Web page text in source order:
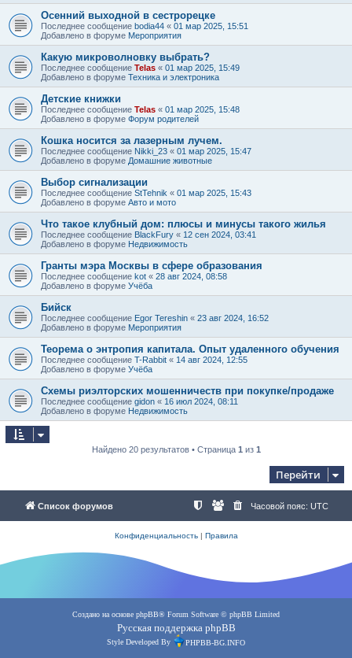
Осенний выходной в сестрорецке
Последнее сообщение bodia44 « 01 мар 2025, 15:51
Добавлено в форуме Мероприятия
Какую микроволновку выбрать?
Последнее сообщение Telas « 01 мар 2025, 15:49
Добавлено в форуме Техника и электроника
Детские книжки
Последнее сообщение Telas « 01 мар 2025, 15:48
Добавлено в форуме Форум родителей
Кошка носится за лазерным лучем.
Последнее сообщение Nikki_23 « 01 мар 2025, 15:47
Добавлено в форуме Домашние животные
Выбор сигнализации
Последнее сообщение StTehnik « 01 мар 2025, 15:43
Добавлено в форуме Авто и мото
Что такое клубный дом: плюсы и минусы такого жилья
Последнее сообщение BlackFury « 12 сен 2024, 03:41
Добавлено в форуме Недвижимость
Гранты мэра Москвы в сфере образования
Последнее сообщение kot « 28 авг 2024, 08:58
Добавлено в форуме Учёба
Бийск
Последнее сообщение Egor Tereshin « 23 авг 2024, 16:52
Добавлено в форуме Мероприятия
Теорема о энтропия капитала. Опыт удаленного обучения
Последнее сообщение T-Rabbit « 14 авг 2024, 12:55
Добавлено в форуме Учёба
Схемы риэлторских мошенничеств при покупке/продаже
Последнее сообщение gidon « 16 июл 2024, 08:11
Добавлено в форуме Недвижимость
Найдено 20 результатов • Страница 1 из 1
Перейти
Список форумов Часовой пояс: UTC
Конфиденциальность| Правила
Создано на основе phpBB® Forum Software © phpBB Limited
Русская поддержка phpBB
Style Developed By PHPBB-BG.INFO